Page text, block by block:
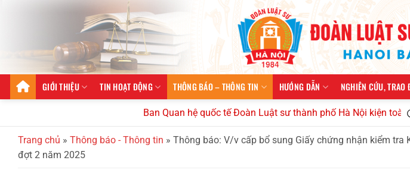
GIỚI THIỆU TIN HOẠT ĐỘNG THÔNG BÁO – THÔNG TIN HƯỚNG DẪN NGHIÊN CỨU, TRAO
Ban Quan hệ quốc tế Đoàn Luật sư thành phố Hà Nội kiện toàn tổ
Trang chủ » Thông báo - Thông tin » Thông báo: V/v cấp bổ sung Giấy chứng nhận kiểm tra
đợt 2 năm 2025